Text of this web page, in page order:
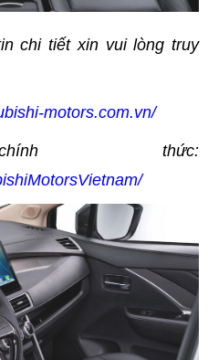
chi tiết xin vui lòng truy
motors.com.vn/
thức: